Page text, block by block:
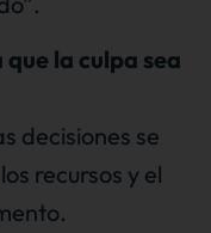
la culpa sea
decisiones se
recursos y el